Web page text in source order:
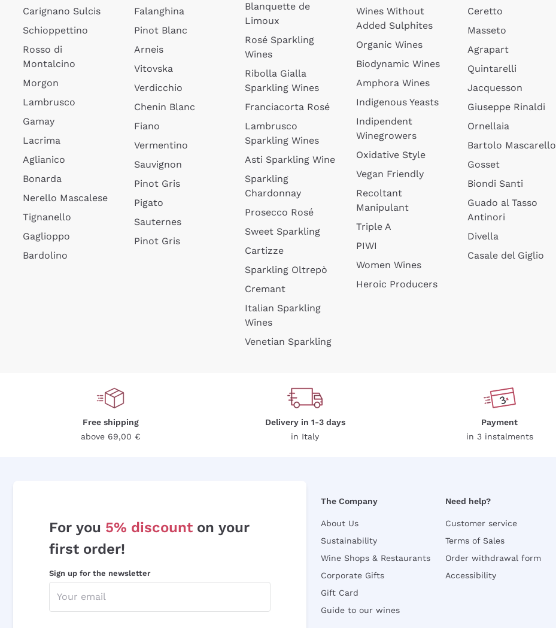
Carignano Sulcis
Schioppettino
Rosso di
Montalcino
Morgon
Lambrusco
Gamay
Lacrima
Aglianico
Bonarda
Nerello Mascalese
Tignanello
Gaglioppo
Bardolino
Falanghina
Pinot Blanc
Arneis
Vitovska
Verdicchio
Chenin Blanc
Fiano
Vermentino
Sauvignon
Pinot Gris
Pigato
Sauternes
Pinot Gris
Blanquette de
Limoux
Rosé Sparkling
Wines
Ribolla Gialla
Sparkling Wines
Franciacorta Rosé
Lambrusco
Sparkling Wines
Asti Sparkling Wine
Sparkling
Chardonnay
Prosecco Rosé
Sweet Sparkling
Cartizze
Sparkling Oltrepò
Cremant
Italian Sparkling
Wines
Venetian Sparkling
Wines Without
Added Sulphites
Organic Wines
Biodynamic Wines
Amphora Wines
Indigenous Yeasts
Indipendent
Winegrowers
Oxidative Style
Vegan Friendly
Recoltant
Manipulant
Triple A
PIWI
Women Wines
Heroic Producers
Ceretto
Masseto
Agrapart
Quintarelli
Jacquesson
Giuseppe Rinaldi
Ornellaia
Bartolo Mascarello
Gosset
Biondi Santi
Guado al Tasso
Antinori
Divella
Casale del Giglio
Free shipping
above 69,00 €
Delivery in 1-3 days
in Italy
Payment
in 3 instalments
For you 5% discount on your
first order!
Sign up for the newsletter
The Company
About Us
Sustainability
Wine Shops & Restaurants
Corporate Gifts
Gift Card
Guide to our wines
Need help?
Customer service
Terms of Sales
Order withdrawal form
Accessibility